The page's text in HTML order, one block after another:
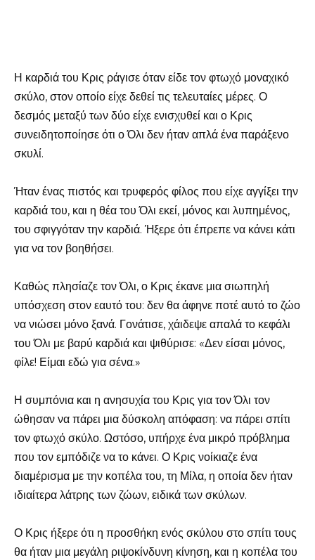
Η καρδιά του Κρις ράγισε όταν είδε τον φτωχό μοναχικό
σκύλο, στον οποίο είχε δεθεί τις τελευταίες μέρες. Ο
δεσμός μεταξύ των δύο είχε ενισχυθεί και ο Κρις
συνειδητοποίησε ότι ο Όλι δεν ήταν απλά ένα παράξενο
σκυλί.
Ήταν ένας πιστός και τρυφερός φίλος που είχε αγγίξει την
καρδιά του, και η θέα του Όλι εκεί, μόνος και λυπημένος,
του σφιγγόταν την καρδιά. Ήξερε ότι έπρεπε να κάνει κάτι
για να τον βοηθήσει.
Καθώς πλησίαζε τον Όλι, ο Κρις έκανε μια σιωπηλή
υπόσχεση στον εαυτό του: δεν θα άφηνε ποτέ αυτό το ζώο
να νιώσει μόνο ξανά. Γονάτισε, χάιδεψε απαλά το κεφάλι
του Όλι με βαρύ καρδιά και ψιθύρισε: «Δεν είσαι μόνος,
φίλε! Είμαι εδώ για σένα.»
Η συμπόνια και η ανησυχία του Κρις για τον Όλι τον
ώθησαν να πάρει μια δύσκολη απόφαση: να πάρει σπίτι
τον φτωχό σκύλο. Ωστόσο, υπήρχε ένα μικρό πρόβλημα
που τον εμπόδιζε να το κάνει. Ο Κρις νοίκιαζε ένα
διαμέρισμα με την κοπέλα του, τη Μίλα, η οποία δεν ήταν
ιδιαίτερα λάτρης των ζώων, ειδικά των σκύλων.
Ο Κρις ήξερε ότι η προσθήκη ενός σκύλου στο σπίτι τους
θα ήταν μια μεγάλη ριψοκίνδυνη κίνηση, και η κοπέλα του